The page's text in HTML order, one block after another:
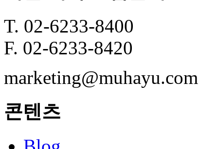
T. 02-6233-8400
F. 02-6233-8420
marketing@muhayu.com
콘텐츠